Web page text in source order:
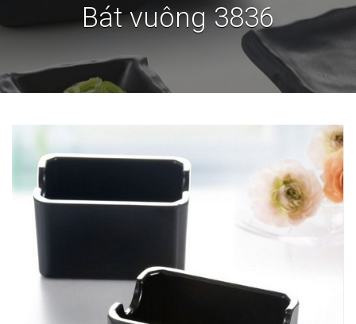
Bát vuông 3836